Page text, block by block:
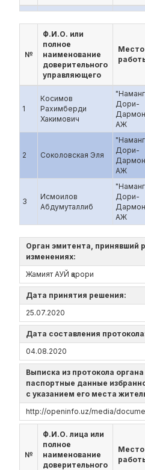
№
Ф.И.О. или
полное
наименование
доверительного
управляющего
Место
1
Косимов
Рахимберди
Хакимович
Дори-
АЖ
2 Соколовская Эля
Дори-
АЖ
3
Исмоилов
Абдумуталлиб
Дори-
АЖ
Орган эмитента, принявший
изменениях:
Жамият АУЙ қарори
Дата принятия решения:
25.07.2020
Дата составления
04.08.2020
Выписка из протокола
паспортные данные
с указанием его места
http://openinfo.uz/media/
№
Ф.И.О. лица или
полное
наименование
доверительного
Место